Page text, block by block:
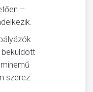
–
beküldött
szerez.